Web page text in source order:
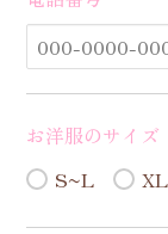
お洋服のサイズ
S~L